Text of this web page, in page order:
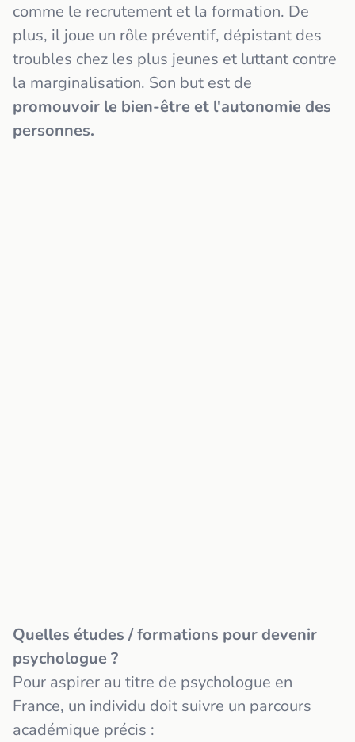
comme le recrutement et la formation. De
plus, il joue un rôle préventif, dépistant des
troubles chez les plus jeunes et luttant contre
la marginalisation. Son but est de
promouvoir le bien-être et l'autonomie des
personnes.
Quelles études / formations pour devenir
psychologue ?
Pour aspirer au titre de psychologue en
France, un individu doit suivre un parcours
académique précis :